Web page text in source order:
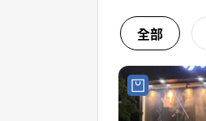
全部